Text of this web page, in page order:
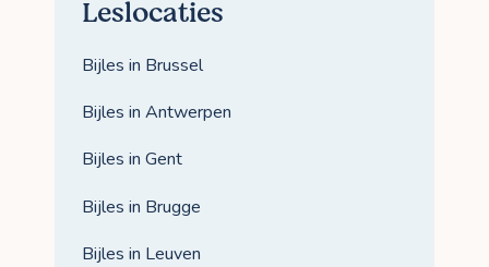
Leslocaties
Bijles in Brussel
Bijles in Antwerpen
Bijles in Gent
Bijles in Brugge
Bijles in Leuven